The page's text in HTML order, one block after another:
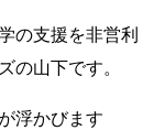
の支援を非営利
の山下です。
浮かびます